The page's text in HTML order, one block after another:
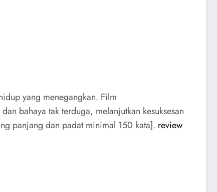
yang menegangkan. Film
bahaya tak terduga, melanjutkan kesuksesan
panjang dan padat minimal 150 kata]. review